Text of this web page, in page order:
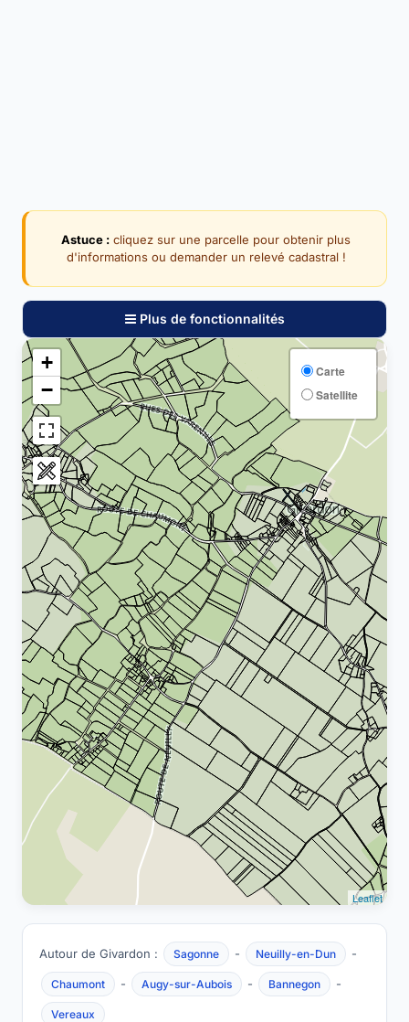
Astuce : cliquez sur une parcelle pour obtenir plus
d'informations ou demander un relevé cadastral !
Plus de fonctionnalités
+
−
Carte
Satellite
Leaflet
Autour de Givardon : Sagonne - Neuilly-en-Dun -
Chaumont - Augy-sur-Aubois - Bannegon -
Vereaux